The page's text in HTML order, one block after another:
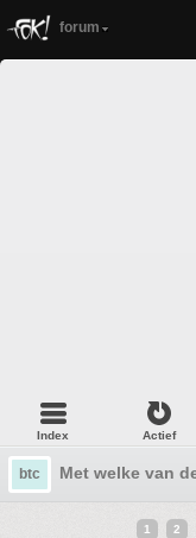
forum
Index Actief
btc Met welke van
1 2